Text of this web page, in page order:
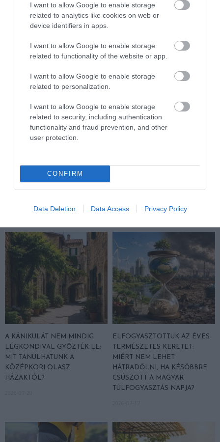
I want to allow Google to enable storage
related to analytics like cookies on web or
device identifiers in apps.
I want to allow Google to enable storage
related to functionality of the website or app.
I want to allow Google to enable storage
related to personalization.
I want to allow Google to enable storage
related to security, including authentication
functionality and fraud prevention, and other
user protection.
CONFIRM
Data Deletion Data Access Privacy Policy
APÁTSÁG HABOS OLDALÁRA
2026-08-04
SZÍVJA KI A VIZET A
NÖVÉNYEKBŐL
FELETT: MI EZ A LÁTHATATLAN
FEDŐ, ÉS MI TÖRTÉNIK
AZ EGYHANGÚSÁGOT: A
2026-07-31
A KÁNIKULÁT NEM MINDIG
LÉGKONDIVAL GYŐZTÉK LE:
MIT TANULHATUNK A
KÖZÉPKORI OLASZ
HÁZAKTÓL?
ELFOGYASZTOTTUK AZ ÉVES
TERMÉSZETES KERETET:
MIÉRT NEM LEHET
HÁTRADŐLNI, HA KÉSŐBBRE
CSÚSZOTT A MAGYAR
TÚLFOGYASZTÁS NAPJA?